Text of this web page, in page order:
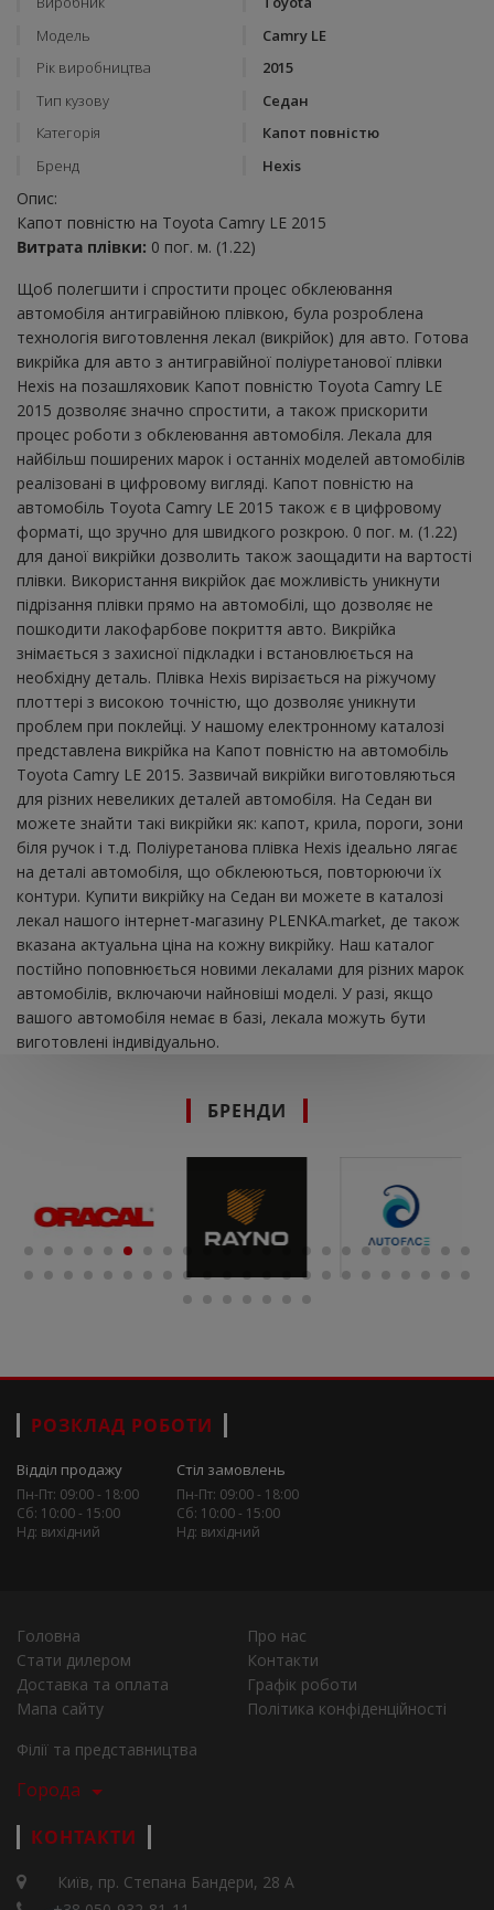
Модель
Camry LE
Рік виробництва
2015
Тип кузову
Седан
Категорія
Капот повністю
Бренд
Hexis
Опис:
Капот повністю на Toyota Camry LE 2015
Витрата плівки: 0 пог. м. (1.22)
Щоб полегшити і спростити процес обклеювання
автомобіля антигравійною плівкою, була розроблена
технологія виготовлення лекал (викрійок) для авто. Готова
викрійка для авто з антигравійної поліуретанової плівки
Hexis на позашляховик Капот повністю Toyota Camry LE
2015 дозволяє значно спростити, а також прискорити
процес роботи з обклеювання автомобіля. Лекала для
найбільш поширених марок і останніх моделей автомобілів
реалізовані в цифровому вигляді. Капот повністю на
автомобіль Toyota Camry LE 2015 також є в цифровому
форматі, що зручно для швидкого розкрою. 0 пог. м. (1.22)
для даної викрійки дозволить також заощадити на вартості
плівки. Використання викрійок дає можливість уникнути
підрізання плівки прямо на автомобілі, що дозволяє не
пошкодити лакофарбове покриття авто. Викрійка
знімається з захисної підкладки і встановлюється на
необхідну деталь. Плівка Hexis вирізається на ріжучому
плоттері з високою точністю, що дозволяє уникнути
проблем при поклейці. У нашому електронному каталозі
представлена ​​викрійка на Капот повністю на автомобіль
Toyota Camry LE 2015. Зазвичай викрійки виготовляються
для різних невеликих деталей автомобіля. На Седан ви
можете знайти такі викрійки як: капот, крила, пороги, зони
біля ручок і т.д. Поліуретанова плівка Hexis ідеально лягає
на деталі автомобіля, що обклеюються, повторюючи їх
контури. Купити викрійку на Седан ви можете в каталозі
лекал нашого інтернет-магазину PLENKA.market, де також
вказана актуальна ціна на кожну викрійку. Наш каталог
постійно поповнюється новими лекалами для різних марок
автомобілів, включаючи найновіші моделі. У разі, якщо
вашого автомобіля немає в базі, лекала можуть бути
виготовлені індивідуально.
БРЕНДИ
РОЗКЛАД РОБОТИ
Відділ продажу
Пн-Пт: 09:00 - 18:00
Сб: 10:00 - 15:00
Нд: вихідний
Стіл замовлень
Пн-Пт: 09:00 - 18:00
Сб: 10:00 - 15:00
Нд: вихідний
Головна
Про нас
Стати дилером
Контакти
Доставка та оплата
Графік роботи
Мапа сайту
Політика конфіденційності
Філії та представництва
Города
КОНТАКТИ
Київ, пр. Степана Бандери, 28 А